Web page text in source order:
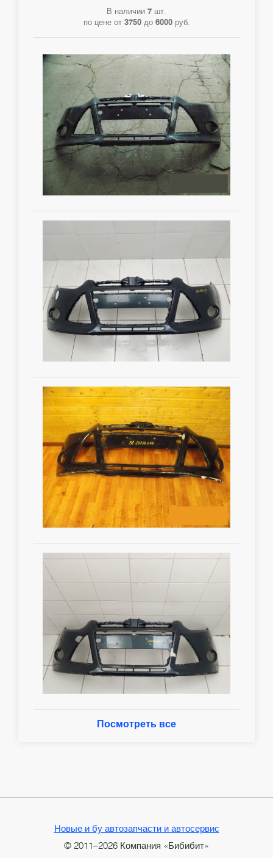
В наличии 7 шт.
по цене от 3750до 6000руб.
Посмотреть все
Новые и бу автозапчасти и автосервис
© 2011–2026 Компания «Бибибит»